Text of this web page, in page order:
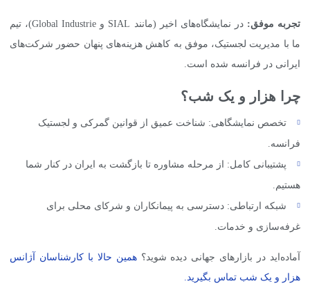
تجربه موفق:
در نمایشگاه‌های اخیر (مانند SIAL و Global Industrie)، تیم
ما با مدیریت لجستیک، موفق به کاهش هزینه‌های پنهان حضور شرکت‌های
ایرانی در فرانسه شده است.
چرا هزار و یک شب؟
تخصص نمایشگاهی: شناخت عمیق از قوانین گمرکی و لجستیک
فرانسه.
پشتیبانی کامل: از مرحله مشاوره تا بازگشت به ایران در کنار شما
هستیم.
شبکه ارتباطی: دسترسی به پیمانکاران و شرکای محلی برای
غرفه‌سازی و خدمات.
آماده‌اید در بازارهای جهانی دیده شوید؟همین حالا با کارشناسان آژانس
هزار و یک شب تماس بگیرید.